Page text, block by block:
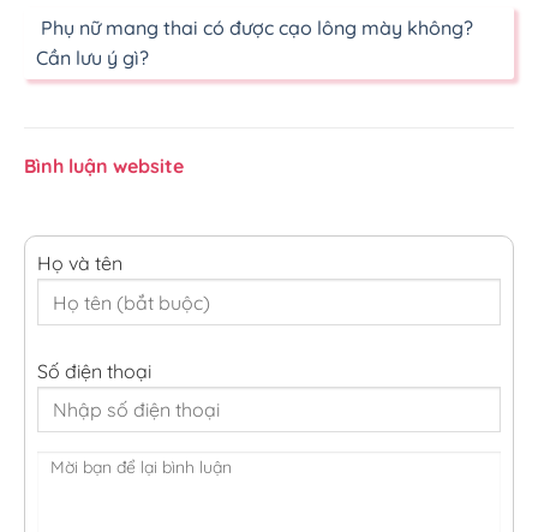
Phụ nữ mang thai có được cạo lông mày không?
Cần lưu ý gì?
Bình luận website
Họ và tên
Số điện thoại